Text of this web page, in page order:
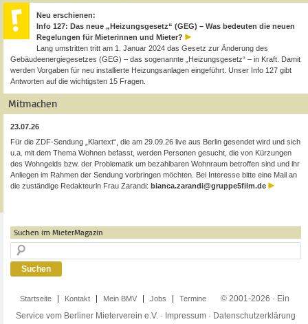
Neu erschienen:
Info 127: Das neue „Heizungsgesetz“ (GEG) – Was bedeuten die neuen
Regelungen für Mieterinnen und Mieter?
Lang umstritten tritt am 1. Januar 2024 das Gesetz zur Änderung des
Gebäudeenergiegesetzes (GEG) – das sogenannte „Heizungsgesetz“ – in Kraft. Damit
werden Vorgaben für neu installierte Heizungsanlagen eingeführt. Unser Info 127 gibt
Antworten auf die wichtigsten 15 Fragen.
Mitmachen
23.07.26
Für die ZDF-Sendung „Klartext“, die am 29.09.26 live aus Berlin gesendet wird und sich
u.a. mit dem Thema Wohnen befasst, werden Personen gesucht, die von Kürzungen
des Wohngelds bzw. der Problematik um bezahlbaren Wohnraum betroffen sind und ihr
Anliegen im Rahmen der Sendung vorbringen möchten. Bei Interesse bitte eine Mail an
die zuständige Redakteurin Frau Zarandi: bianca.zarandi@gruppe5film.de
Suchen im MieterMagazin
Startseite Kontakt Mein BMV Jobs Termine
© 2001-2026 · Ein
Service vom Berliner Mieterverein e.V. · Impressum · Datenschutzerklärung